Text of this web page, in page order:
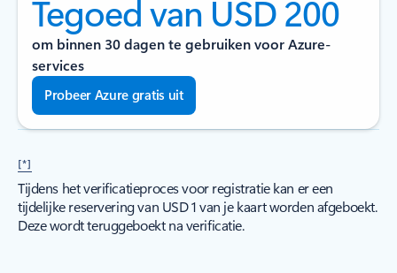
Tegoed van USD 200
om binnen 30 dagen te gebruiken voor Azure-
services
Probeer Azure gratis uit
[*]
Tijdens het verificatieproces voor registratie kan er een
tijdelijke reservering van USD 1 van je kaart worden afgeboekt.
Deze wordt teruggeboekt na verificatie.